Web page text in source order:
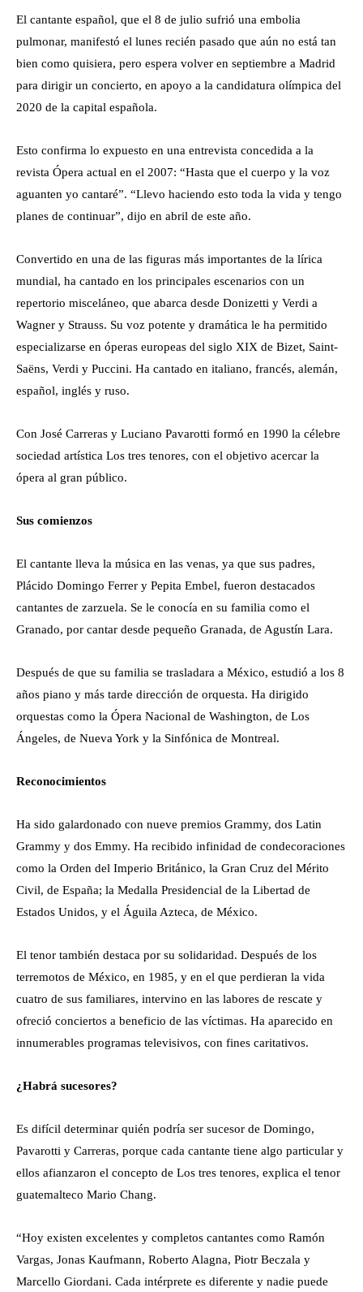
El cantante español, que el 8 de julio sufrió una embolia
pulmonar, manifestó el lunes recién pasado que aún no está tan
bien como quisiera, pero espera volver en septiembre a Madrid
para dirigir un concierto, en apoyo a la candidatura olímpica del
2020 de la capital española.
Esto confirma lo expuesto en una entrevista concedida a la
revista Ópera actual en el 2007: “Hasta que el cuerpo y la voz
aguanten yo cantaré”. “Llevo haciendo esto toda la vida y tengo
planes de continuar”, dijo en abril de este año.
Convertido en una de las figuras más importantes de la lírica
mundial, ha cantado en los principales escenarios con un
repertorio misceláneo, que abarca desde Donizetti y Verdi a
Wagner y Strauss. Su voz potente y dramática le ha permitido
especializarse en óperas europeas del siglo XIX de Bizet, Saint-
Saëns, Verdi y Puccini. Ha cantado en italiano, francés, alemán,
español, inglés y ruso.
Con José Carreras y Luciano Pavarotti formó en 1990 la célebre
sociedad artística Los tres tenores, con el objetivo acercar la
ópera al gran público.
Sus comienzos
El cantante lleva la música en las venas, ya que sus padres,
Plácido Domingo Ferrer y Pepita Embel, fueron destacados
cantantes de zarzuela. Se le conocía en su familia como el
Granado, por cantar desde pequeño Granada, de Agustín Lara.
Después de que su familia se trasladara a México, estudió a los 8
años piano y más tarde dirección de orquesta. Ha dirigido
orquestas como la Ópera Nacional de Washington, de Los
Ángeles, de Nueva York y la Sinfónica de Montreal.
Reconocimientos
Ha sido galardonado con nueve premios Grammy, dos Latin
Grammy y dos Emmy. Ha recibido infinidad de condecoraciones
como la Orden del Imperio Británico, la Gran Cruz del Mérito
Civil, de España; la Medalla Presidencial de la Libertad de
Estados Unidos, y el Águila Azteca, de México.
El tenor también destaca por su solidaridad. Después de los
terremotos de México, en 1985, y en el que perdieran la vida
cuatro de sus familiares, intervino en las labores de rescate y
ofreció conciertos a beneficio de las víctimas. Ha aparecido en
innumerables programas televisivos, con fines caritativos.
¿Habrá sucesores?
Es difícil determinar quién podría ser sucesor de Domingo,
Pavarotti y Carreras, porque cada cantante tiene algo particular y
ellos afianzaron el concepto de Los tres tenores, explica el tenor
guatemalteco Mario Chang.
“Hoy existen excelentes y completos cantantes como Ramón
Vargas, Jonas Kaufmann, Roberto Alagna, Piotr Beczala y
Marcello Giordani. Cada intérprete es diferente y nadie puede